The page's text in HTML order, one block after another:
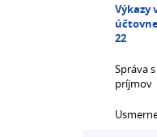
Výkazy
22
Správa
príjmov